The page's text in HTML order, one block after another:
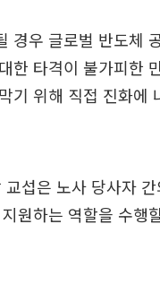
경우 글로벌 반도체
한 타격이 불가피한
기 위해 직접 진화에
섭은 노사 당사자
원하는 역할을 수행